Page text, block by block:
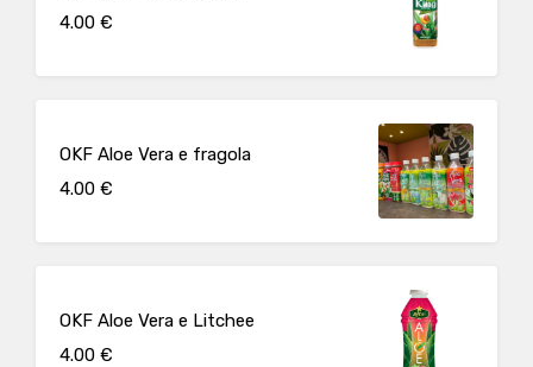
4.00 €
OKF Aloe Vera e fragola
4.00 €
OKF Aloe Vera e Litchee
4.00 €